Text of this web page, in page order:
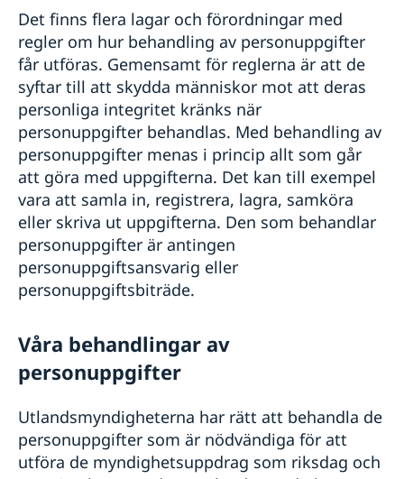
Det finns flera lagar och förordningar med
regler om hur behandling av personuppgifter
får utföras. Gemensamt för reglerna är att de
syftar till att skydda människor mot att deras
personliga integritet kränks när
personuppgifter behandlas. Med behandling av
personuppgifter menas i princip allt som går
att göra med uppgifterna. Det kan till exempel
vara att samla in, registrera, lagra, samköra
eller skriva ut uppgifterna. Den som behandlar
personuppgifter är antingen
personuppgiftsansvarig eller
personuppgiftsbiträde.
Våra behandlingar av
personuppgifter
Utlandsmyndigheterna har rätt att behandla de
personuppgifter som är nödvändiga för att
utföra de myndighetsuppdrag som riksdag och